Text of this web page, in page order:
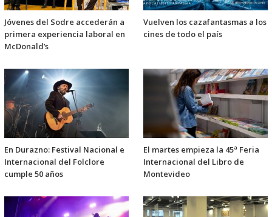
Jóvenes del Sodre accederán a
primera experiencia laboral en
McDonald’s
Vuelven los cazafantasmas a los
cines de todo el país
En Durazno: Festival Nacional e
Internacional del Folclore
cumple 50 años
El martes empieza la 45ª Feria
Internacional del Libro de
Montevideo